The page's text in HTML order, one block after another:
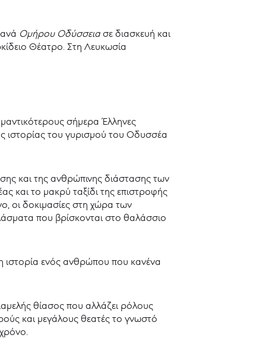
Ομήρου Οδύσσεια σε διασκευή και
Θέατρο. Στη Λευκωσία
σήμερα Έλληνες
ιστορίας του γυρισμού του Οδυσσέα
και της ανθρώπινης διάστασης των
και το μακρύ ταξίδι της επιστροφής
οι δοκιμασίες στη χώρα των
που βρίσκονται στο θαλάσσιο
η ιστορία ενός ανθρώπου που κανένα
θίασος που αλλάζει ρόλους
και μεγάλους θεατές το γνωστό